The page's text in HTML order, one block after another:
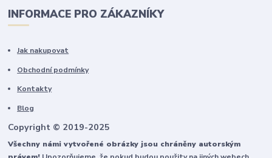
INFORMACE PRO ZÁKAZNÍKY
Jak nakupovat
Obchodní podmínky
Kontakty
Blog
Copyright © 2019-2025
Všechny námi vytvořené obrázky jsou chráněny autorským